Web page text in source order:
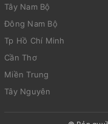
Tây Nam Bộ
Đông Nam Bộ
Tp Hồ Chí Minh
Cần Thơ
Miền Trung
Tây Nguyên